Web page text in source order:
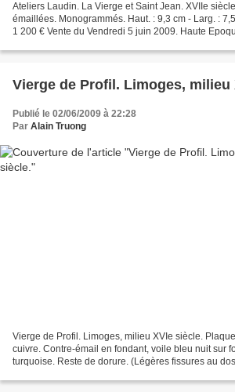
Ateliers Laudin. La Vierge et Saint Jean. XVIIe
émaillées. Monogrammés. Haut. : 9,3 cm - Larg. :
1 200 € Vente du Vendredi 5 juin 2009. Haute
Vierge de Profil. Limoges, milieu
Publié le 02/06/2009 à 22:28
Par Alain Truong
Vierge de Profil. Limoges, milieu XVIe siècle.
cuivre. Contre-émail en fondant, voile bleu nuit sur
turquoise. Reste de dorure. (Légères fissures au